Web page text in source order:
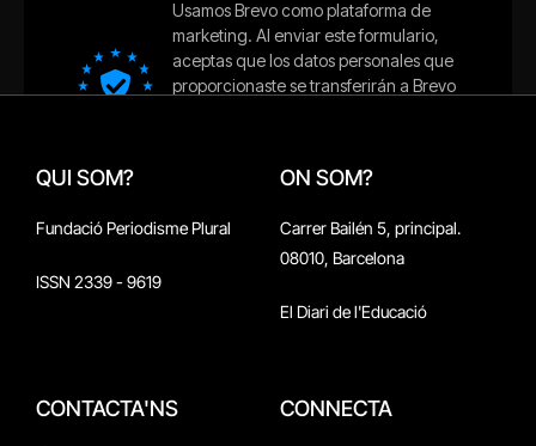
QUI SOM?
Fundació Periodisme Plural
ISSN 2339 - 9619
ON SOM?
Carrer Bailén 5, principal.
08010, Barcelona
El Diari de l'Educació
CONTACTA'NS CONNECTA